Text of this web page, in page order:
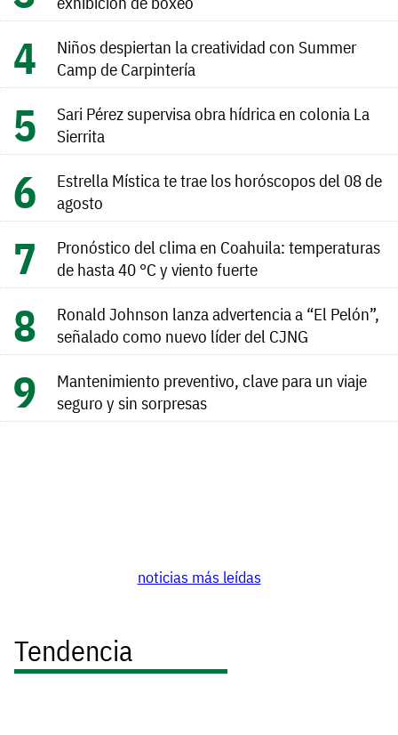
Niños despiertan la creatividad con Summer
Camp de Carpintería
Sari Pérez supervisa obra hídrica en colonia La
Sierrita
Estrella Mística te trae los horóscopos del 08 de
agosto
Pronóstico del clima en Coahuila: temperaturas
de hasta 40 °C y viento fuerte
Ronald Johnson lanza advertencia a “El Pelón”,
señalado como nuevo líder del CJNG
Mantenimiento preventivo, clave para un viaje
seguro y sin sorpresas
noticias más leídas
Tendencia